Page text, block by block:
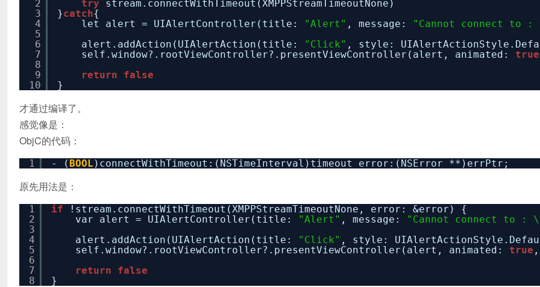
2
3
4
5
6
7
8
9
10
try
stream.connectWithTimeout(XMPPStreamTimeoutNone)
}catch{
let alert = UIAlertController(title:
"Alert" , message: "Cannot connect to
alert.addAction(UIAlertAction(title:
"Click" , style:
self.window?.rootViewController?.presentViewController(alert, animated: true
return
false
}
才通过编译了。
感觉像是：
ObjC的代码：
1 - ( BOOL )connectWithTimeout:(NSTimeInterval)timeout error:(NSError **)errPtr;
原先用法是：
1
2
3
4
5
6
7
8
if
!stream.connectWithTimeout(XMPPStreamTimeoutNone, error: &error) {
var alert = UIAlertController(title:
"Alert" , message: "Cannot connect to :
alert.addAction(UIAlertAction(title:
"Click" , style:
self.window?.rootViewController?.presentViewController(alert, animated: true
return
false
}